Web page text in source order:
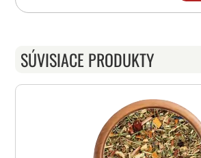
SÚVISIACE PRODUKTY